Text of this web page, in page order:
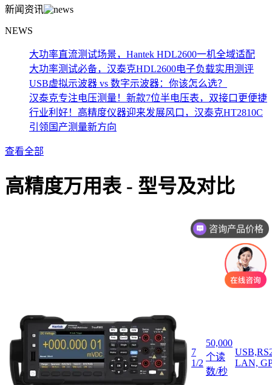
新闻资讯
NEWS
大功率直流测试场景，Hantek HDL2600一机全域适配
大功率测试必备，汉泰克HDL2600电子负载实用测评
USB虚拟示波器 vs 数字示波器：你该怎么选？
汉泰克专注电压测量！新款7位半电压表，双接口更便捷
行业利好！高精度仪器迎来发展风口，汉泰克HT2810C
引领国产测量新方向
查看全部
高精度万用表 - 型号及对比
读
数
最快
测量
速度
I/O
7
1/2
50,000
个读
数/秒
LAN,
咨询产品价格